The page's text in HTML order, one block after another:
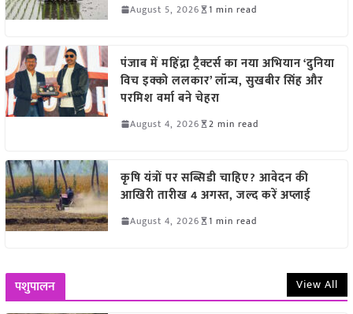
August 5, 2026 1 min read
पंजाब में महिंद्रा ट्रैक्टर्स का नया अभियान ‘दुनिया
विच इक्को ललकार’ लॉन्च, सुखबीर सिंह और
परमिश वर्मा बने चेहरा
August 4, 2026 2 min read
कृषि यंत्रों पर सब्सिडी चाहिए? आवेदन की
आखिरी तारीख 4 अगस्त, जल्द करें अप्लाई
August 4, 2026 1 min read
पशुपालन View All